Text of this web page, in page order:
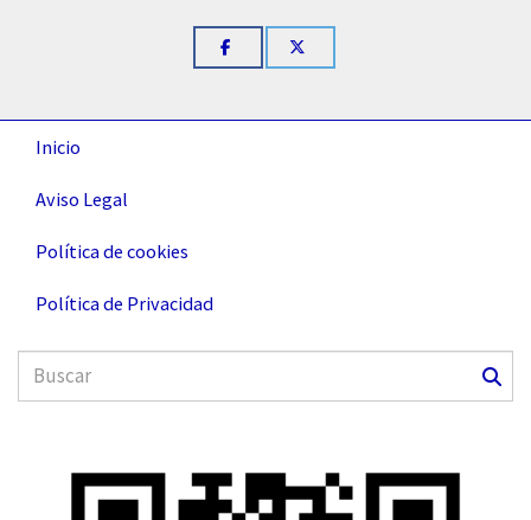
Inicio
Aviso Legal
Política de cookies
Política de Privacidad